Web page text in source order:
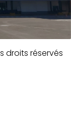
droits réservés